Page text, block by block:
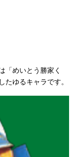
「めいとう勝家く
たゆるキャラです。